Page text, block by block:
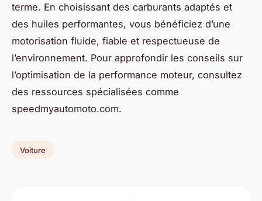
terme. En choisissant des carburants adaptés et
des huiles performantes, vous bénéficiez d’une
motorisation fluide, fiable et respectueuse de
l’environnement. Pour approfondir les conseils sur
l’optimisation de la performance moteur, consultez
des ressources spécialisées comme
speedmyautomoto.com.
Voiture